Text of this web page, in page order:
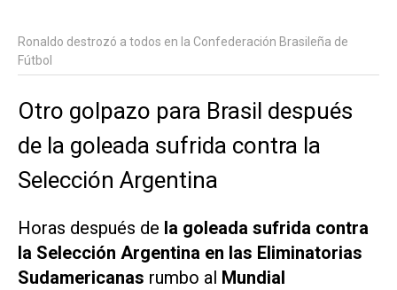
Ronaldo destrozó a todos en la Confederación Brasileña de
Fútbol
Otro golpazo para Brasil después
de la goleada sufrida contra la
Selección Argentina
Horas después de la goleada sufrida contra
la Selección Argentina en las Eliminatorias
Sudamericanas rumbo al Mundial